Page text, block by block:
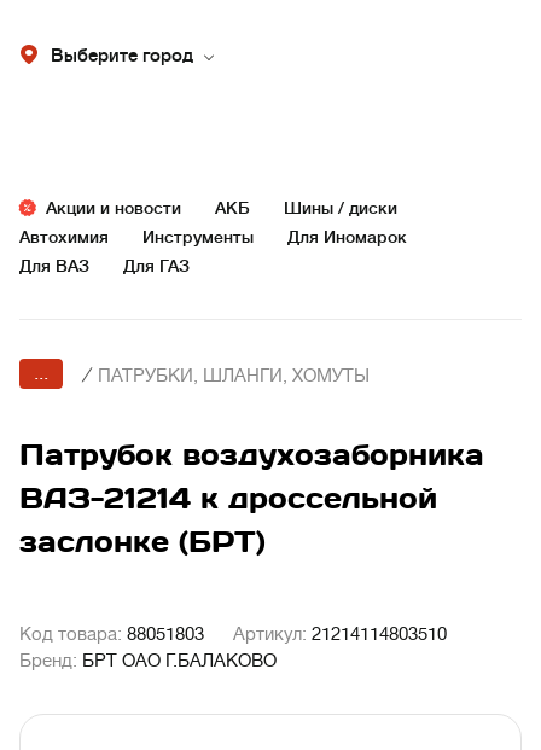
Выберите город
Акции и новости АКБ
Шины / диски
Автохимия
Инструменты
Для Иномарок
Для ВАЗ
Для ГАЗ
... / ПАТРУБКИ, ШЛАНГИ, ХОМУТЫ
Патрубок воздухозаборника
ВАЗ-21214 к дроссельной
заслонке (БРТ)
Код товара: 88051803 Артикул: 21214114803510
Бренд: БРТ ОАО Г.БАЛАКОВО